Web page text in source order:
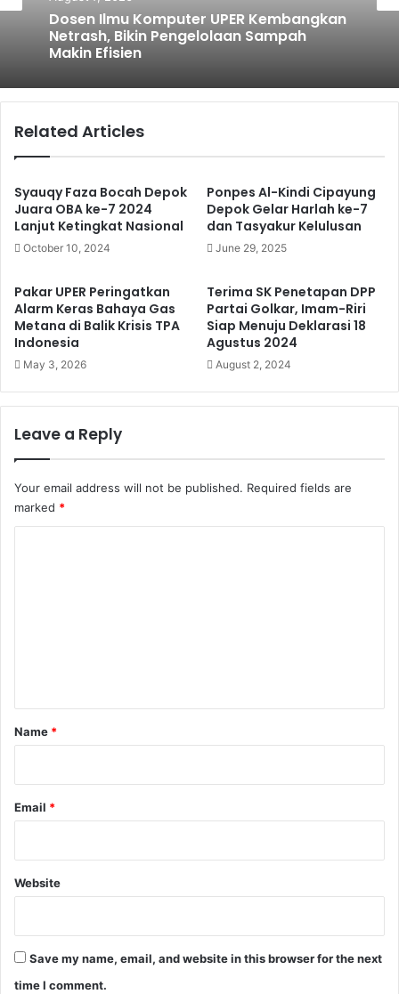
Dosen Ilmu Komputer UPER Kembangkan
Netrash, Bikin Pengelolaan Sampah
Makin Efisien
Related Articles
Syauqy Faza Bocah Depok
Juara OBA ke-7 2024
Lanjut Ketingkat Nasional
October 10, 2024
Ponpes Al-Kindi Cipayung
Depok Gelar Harlah ke-7
dan Tasyakur Kelulusan
June 29, 2025
Pakar UPER Peringatkan
Alarm Keras Bahaya Gas
Metana di Balik Krisis TPA
Indonesia
May 3, 2026
Terima SK Penetapan DPP
Partai Golkar, Imam-Riri
Siap Menuju Deklarasi 18
Agustus 2024
August 2, 2024
Leave a Reply
Your email address will not be published. Required fields are
marked *
*
Name *
Email *
Website
Save my name, email, and website in this browser for the next
time I comment.